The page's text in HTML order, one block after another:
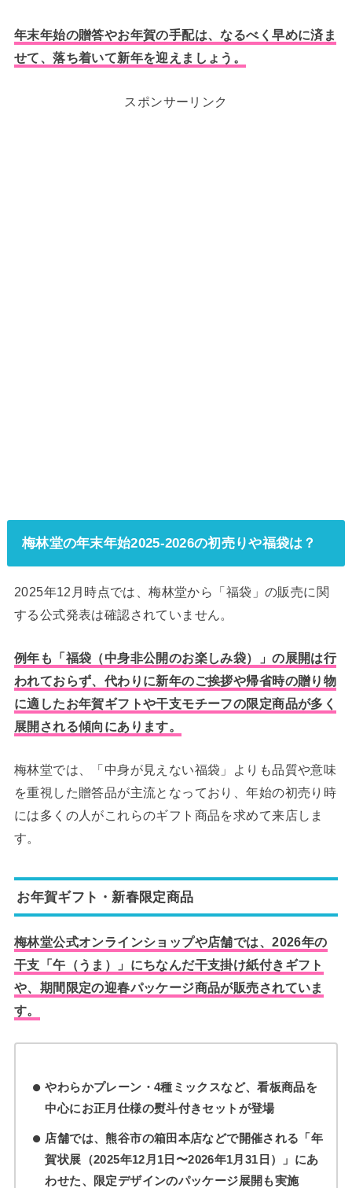
年末年始の贈答やお年賀の手配は、なるべく早めに済ま
せて、落ち着いて新年を迎えましょう。
スポンサーリンク
梅林堂の年末年始2025‑2026の初売りや福袋は？
2025年12月時点では、梅林堂から「福袋」の販売に関
する公式発表は確認されていません。
例年も「福袋（中身非公開のお楽しみ袋）」の展開は行
われておらず、代わりに新年のご挨拶や帰省時の贈り物
に適したお年賀ギフトや干支モチーフの限定商品が多く
展開される傾向にあります。
梅林堂では、「中身が見えない福袋」よりも品質や意味
を重視した贈答品が主流となっており、年始の初売り時
には多くの人がこれらのギフト商品を求めて来店しま
す。
お年賀ギフト・新春限定商品
梅林堂公式オンラインショップや店舗では、2026年の
干支「午（うま）」にちなんだ干支掛け紙付きギフト
や、期間限定の迎春パッケージ商品が販売されていま
す。
やわらかプレーン・4種ミックスなど、看板商品を
中心にお正月仕様の熨斗付きセットが登場
店舗では、熊谷市の箱田本店などで開催される「年
賀状展（2025年12月1日〜2026年1月31日）」にあ
わせた、限定デザインのパッケージ展開も実施